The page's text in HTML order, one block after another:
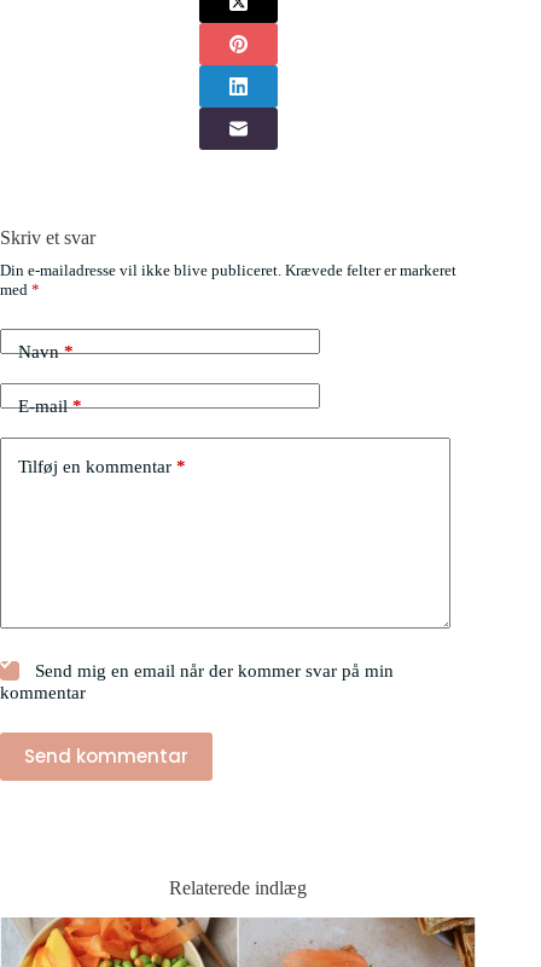
Skriv et svar
Din e-mailadresse vil ikke blive publiceret. Krævede felter er markeret
med *
Navn*
E-mail*
Tilføj en kommentar *
Send mig en email når der kommer svar på min
kommentar
Send kommentar
Relaterede indlæg